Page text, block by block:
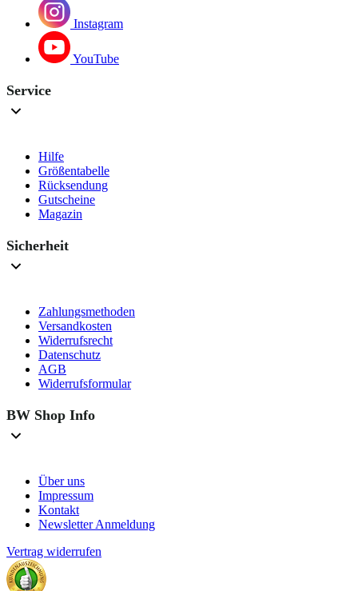
Instagram
YouTube
Service
Hilfe
Größentabelle
Rücksendung
Gutscheine
Magazin
Sicherheit
Zahlungsmethoden
Versandkosten
Widerrufsrecht
Datenschutz
AGB
Widerrufsformular
BW Shop Info
Über uns
Impressum
Kontakt
Newsletter Anmeldung
Vertrag widerrufen